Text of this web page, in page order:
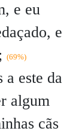
e eu
e
(69%)
a este da
algum
cãs